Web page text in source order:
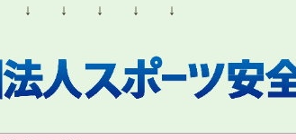
↓ ↓ ↓ ↓ ↓